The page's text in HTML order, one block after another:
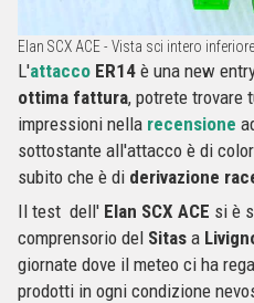
Elan SCX ACE - Vista sci intero
L'attacco ER14 è una new
ottima fattura, potrete trovare
impressioni nella recensione
sottostante all'attacco è di
subito che è di derivazione
Il test dell' Elan SCX ACE si è
comprensorio del Sitas a
giornate dove il meteo ci ha
prodotti in ogni condizione